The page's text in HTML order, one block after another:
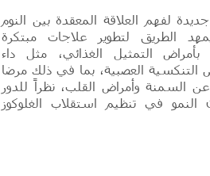
لفهم العلاقة المعقدة بين النوم
الطريق لتطوير علاجات مبتكرة
بأمراض التمثيل الغذائي، مثل داء
التنكسية العصبية، بما في ذلك مرضا
السمنة وأمراض القلب، نظراً للدور
النمو في تنظيم استقلاب الغلوكوز